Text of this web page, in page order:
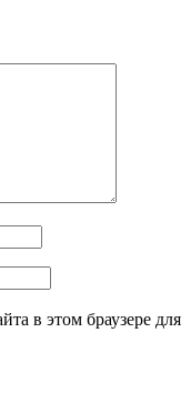
в этом браузере для